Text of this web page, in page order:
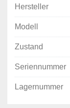
Hersteller
Modell
Zustand
Seriennummer
Lagernummer